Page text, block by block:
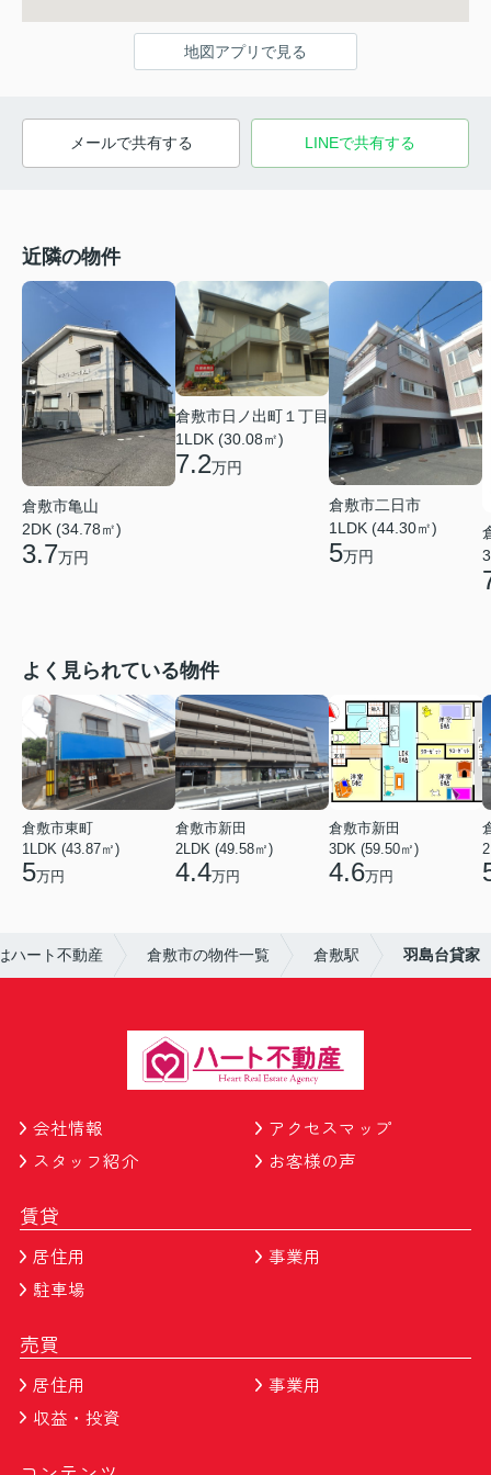
地図アプリで見る
メールで共有する LINEで共有する
近隣の物件
倉敷市亀山
2DK (34.78㎡)
3.7万円
倉敷市日ノ出町１丁目
1LDK (30.08㎡)
7.2万円
倉敷市二日市
1LDK (44.30㎡)
5万円
よく見られている物件
倉敷市東町
1LDK (43.87㎡)
5万円
倉敷市新田
2LDK (49.58㎡)
4.4万円
倉敷市新田
3DK (59.50㎡)
4.6万円
ハート不動産 倉敷市の物件一覧 倉敷駅 羽島台貸家
会社情報
アクセスマップ
スタッフ紹介
お客様の声
賃貸
居住用
事業用
駐車場
売買
居住用
事業用
収益・投資